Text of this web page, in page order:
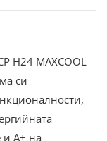
H24 MAXCOOL
си
и A+ на